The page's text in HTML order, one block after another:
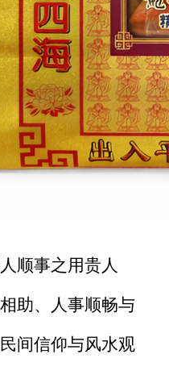
顺事之用贵人
助、人事顺畅与
间信仰与风水观